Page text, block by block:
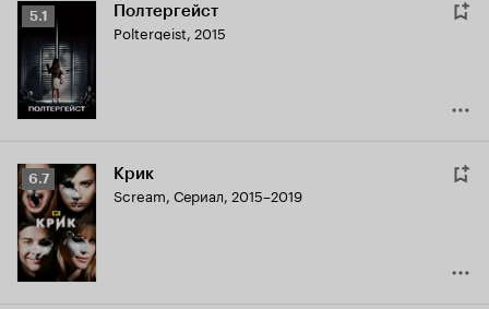
Рейтинг
Кинопоиска
5.1
5.1 Полтергейст
Poltergeist, 2015
Рейтинг
Кинопоиска
6.7
6.7 Крик
Scream, Сериал, 2015–2019